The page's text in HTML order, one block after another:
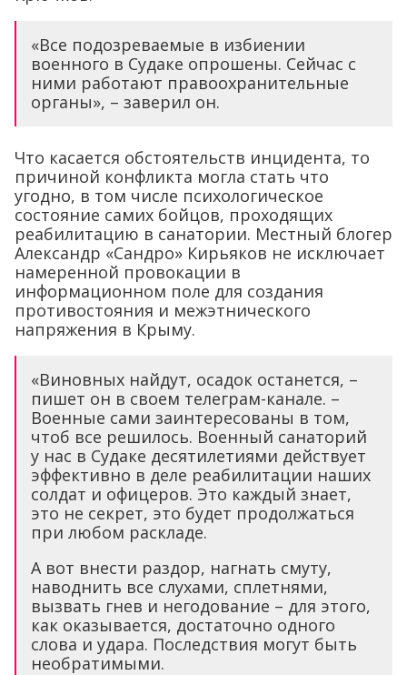
«Все подозреваемые в избиении
военного в Судаке опрошены. Сейчас с
ними работают правоохранительные
органы», – заверил он.
Что касается обстоятельств инцидента, то
причиной конфликта могла стать что
угодно, в том числе психологическое
состояние самих бойцов, проходящих
реабилитацию в санатории. Местный блогер
Александр «Сандро» Кирьяков не исключает
намеренной провокации в
информационном поле для создания
противостояния и межэтнического
напряжения в Крыму.
«Виновных найдут, осадок останется, –
пишет он в своем телеграм-канале. –
Военные сами заинтересованы в том,
чтоб все решилось. Военный санаторий
у нас в Судаке десятилетиями действует
эффективно в деле реабилитации наших
солдат и офицеров. Это каждый знает,
это не секрет, это будет продолжаться
при любом раскладе.
А вот внести раздор, нагнать смуту,
наводнить все слухами, сплетнями,
вызвать гнев и негодование – для этого,
как оказывается, достаточно одного
слова и удара. Последствия могут быть
необратимыми.